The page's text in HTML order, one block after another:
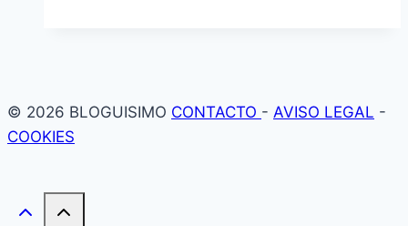
© 2026 BLOGUISIMO CONTACTO - AVISO LEGAL -
COOKIES